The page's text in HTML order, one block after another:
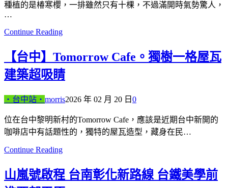
種植的是椿寒櫻，一排雖然只有十棵，不過滿開時氣勢驚人，
…
Continue Reading
【台中】Tomorrow Cafe。獨樹一格屋瓦
建築超吸睛
‧台中站‧ morris2026 年 02 月 20 日 0
位在台中黎明新村的Tomorrow Cafe，應該是近期台中新開的
咖啡店中有話題性的，獨特的屋瓦造型，藏身在民…
Continue Reading
山嵐號啟程 台南彰化新路線 台鐵美學前